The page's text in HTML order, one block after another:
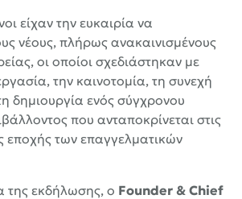
είχαν την ευκαιρία να
νέους, πλήρως ανακαινισμένους
οι οποίοι σχεδιάστηκαν με
την καινοτομία, τη συνεχή
δημιουργία ενός σύγχρονου
που ανταποκρίνεται στις
εποχής των επαγγελματικών
της εκδήλωσης, ο Founder & Chief